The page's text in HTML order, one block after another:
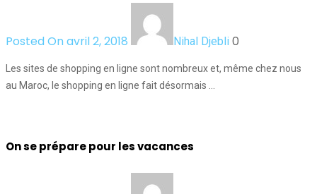
Posted On avril 2, 2018 Nihal Djebli 0
Les sites de shopping en ligne sont nombreux et, même chez nous
au Maroc, le shopping en ligne fait désormais …
On se prépare pour les vacances